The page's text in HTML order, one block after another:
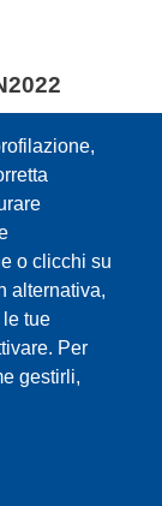
e della
o clicchi su
alternativa,
tue
Per
gestirli,